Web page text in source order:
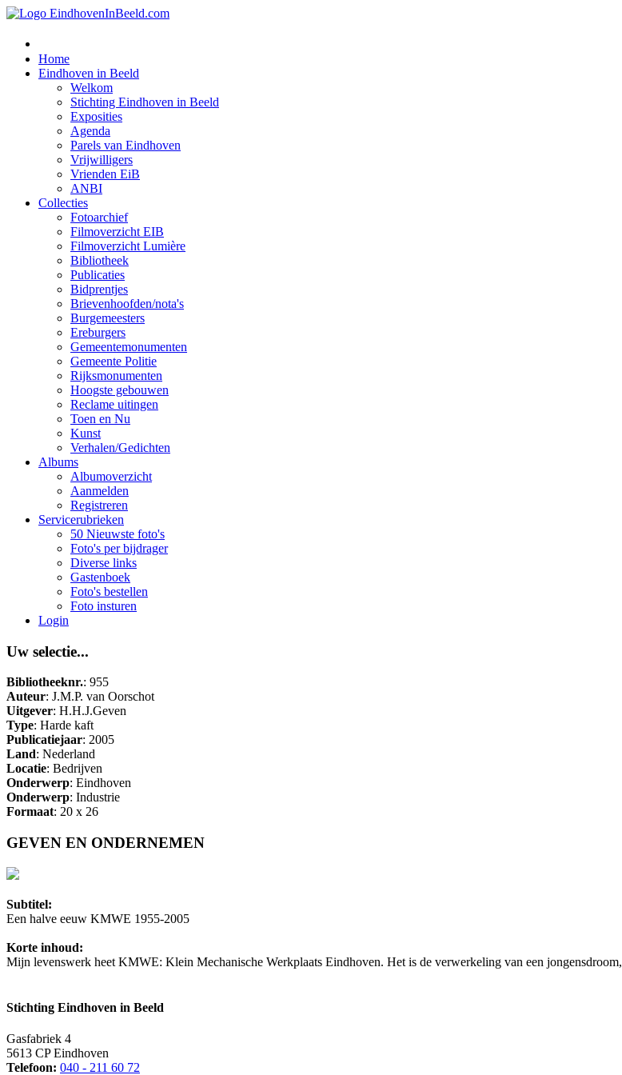
Home
Eindhoven in Beeld
Welkom
Stichting Eindhoven in Beeld
Exposities
Agenda
Parels van Eindhoven
Vrijwilligers
Vrienden EiB
ANBI
Collecties
Fotoarchief
Filmoverzicht EIB
Filmoverzicht Lumière
Bibliotheek
Publicaties
Bidprentjes
Brievenhoofden/nota's
Burgemeesters
Ereburgers
Gemeentemonumenten
Gemeente Politie
Rijksmonumenten
Hoogste gebouwen
Reclame uitingen
Toen en Nu
Kunst
Verhalen/Gedichten
Albums
Albumoverzicht
Aanmelden
Registreren
Servicerubrieken
50 Nieuwste foto's
Foto's per bijdrager
Diverse links
Gastenboek
Foto's bestellen
Foto insturen
Login
Uw selectie...
Bibliotheeknr.: 955
Auteur: J.M.P. van Oorschot
Uitgever: H.H.J.Geven
Type: Harde kaft
Publicatiejaar: 2005
Land: Nederland
Locatie: Bedrijven
Onderwerp: Eindhoven
Onderwerp: Industrie
Formaat: 20 x 26
GEVEN EN ONDERNEMEN
Subtitel:
Een halve eeuw KMWE 1955-2005
Korte inhoud:
Mijn levenswerk heet KMWE: Klein Mechanische Werkplaats Eindhoven. Het is de verwerkeling van een
Stichting Eindhoven in Beeld
Gasfabriek 4
5613 CP Eindhoven
Telefoon: 040 - 211 60 72